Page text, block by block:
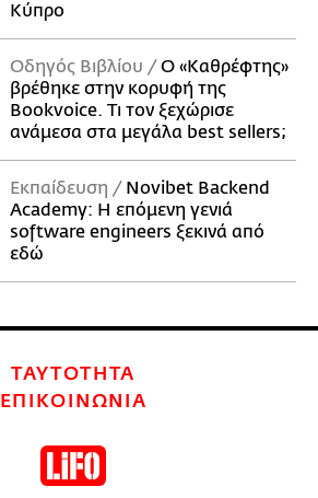
Κύπρο
Οδηγός Βιβλίου
Ο «Καθρέφτης»
βρέθηκε στην κορυφή της
Bookvoice. Τι τον ξεχώρισε
ανάμεσα στα μεγάλα best sellers;
Εκπαίδευση
Novibet Backend
Academy: Η επόμενη γενιά
software engineers ξεκινά από
εδώ
ΤΑΥΤΟΤΗΤΑ
ΕΠΙΚΟΙΝΩΝΙΑ